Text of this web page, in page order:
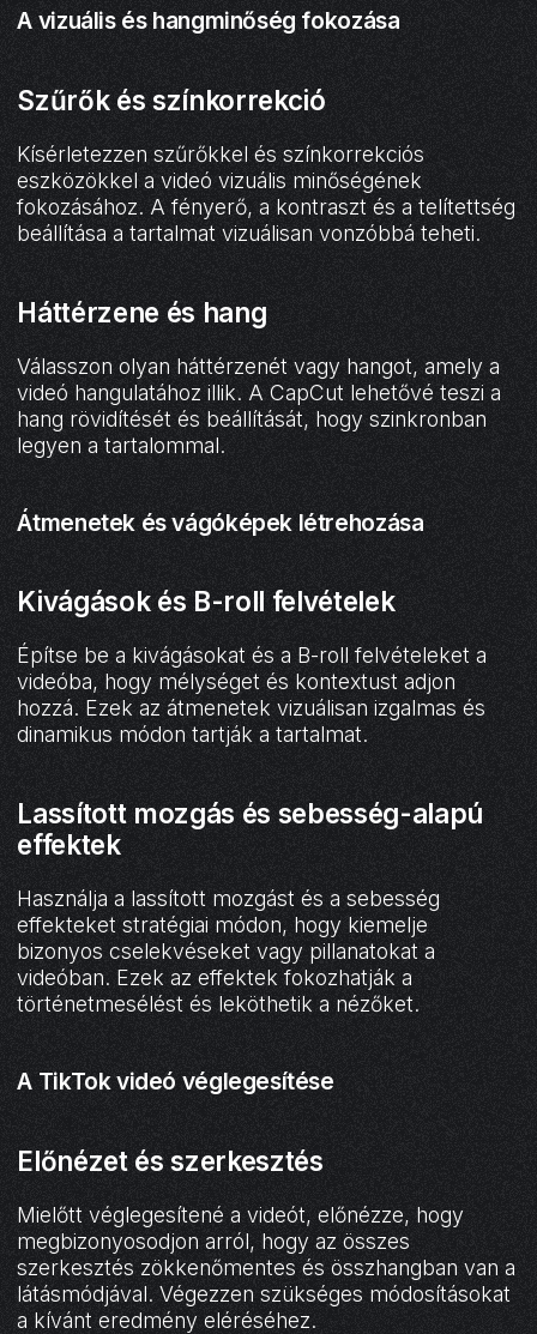
A vizuális és hangminőség fokozása
Szűrők és színkorrekció
Kísérletezzen szűrőkkel és színkorrekciós
eszközökkel a videó vizuális minőségének
fokozásához. A fényerő, a kontraszt és a telítettség
beállítása a tartalmat vizuálisan vonzóbbá teheti.
Háttérzene és hang
Válasszon olyan háttérzenét vagy hangot, amely a
videó hangulatához illik. A CapCut lehetővé teszi a
hang rövidítését és beállítását, hogy szinkronban
legyen a tartalommal.
Átmenetek és vágóképek létrehozása
Kivágások és B-roll felvételek
Építse be a kivágásokat és a B-roll felvételeket a
videóba, hogy mélységet és kontextust adjon
hozzá. Ezek az átmenetek vizuálisan izgalmas és
dinamikus módon tartják a tartalmat.
Lassított mozgás és sebesség-alapú
effektek
Használja a lassított mozgást és a sebesség
effekteket stratégiai módon, hogy kiemelje
bizonyos cselekvéseket vagy pillanatokat a
videóban. Ezek az effektek fokozhatják a
történetmesélést és leköthetik a nézőket.
A TikTok videó véglegesítése
Előnézet és szerkesztés
Mielőtt véglegesítené a videót, előnézze, hogy
megbizonyosodjon arról, hogy az összes
szerkesztés zökkenőmentes és összhangban van a
látásmódjával. Végezzen szükséges módosításokat
a kívánt eredmény eléréséhez.